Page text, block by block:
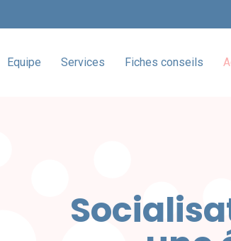
Equipe Services Fiches conseils